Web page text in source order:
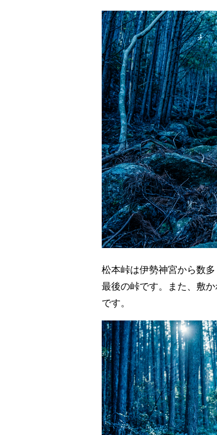
松本峠は伊勢神宮から数
最後の峠です。また、敷
です。